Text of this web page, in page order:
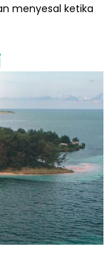
menyesal ketika